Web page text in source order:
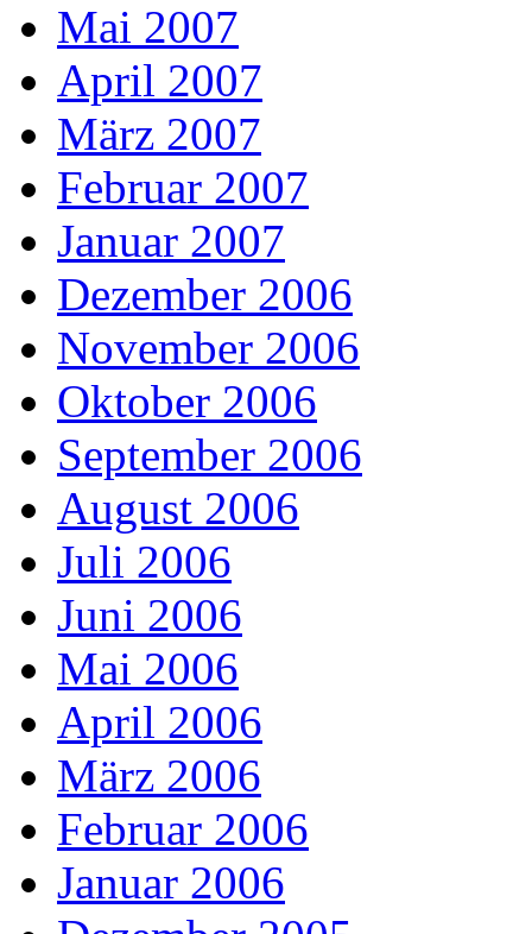
Mai 2007
April 2007
März 2007
Februar 2007
Januar 2007
Dezember 2006
November 2006
Oktober 2006
September 2006
August 2006
Juli 2006
Juni 2006
Mai 2006
April 2006
März 2006
Februar 2006
Januar 2006